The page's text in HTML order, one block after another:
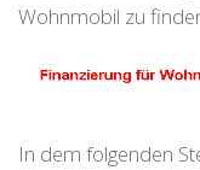
Wohnmobil zu
In dem folgenden